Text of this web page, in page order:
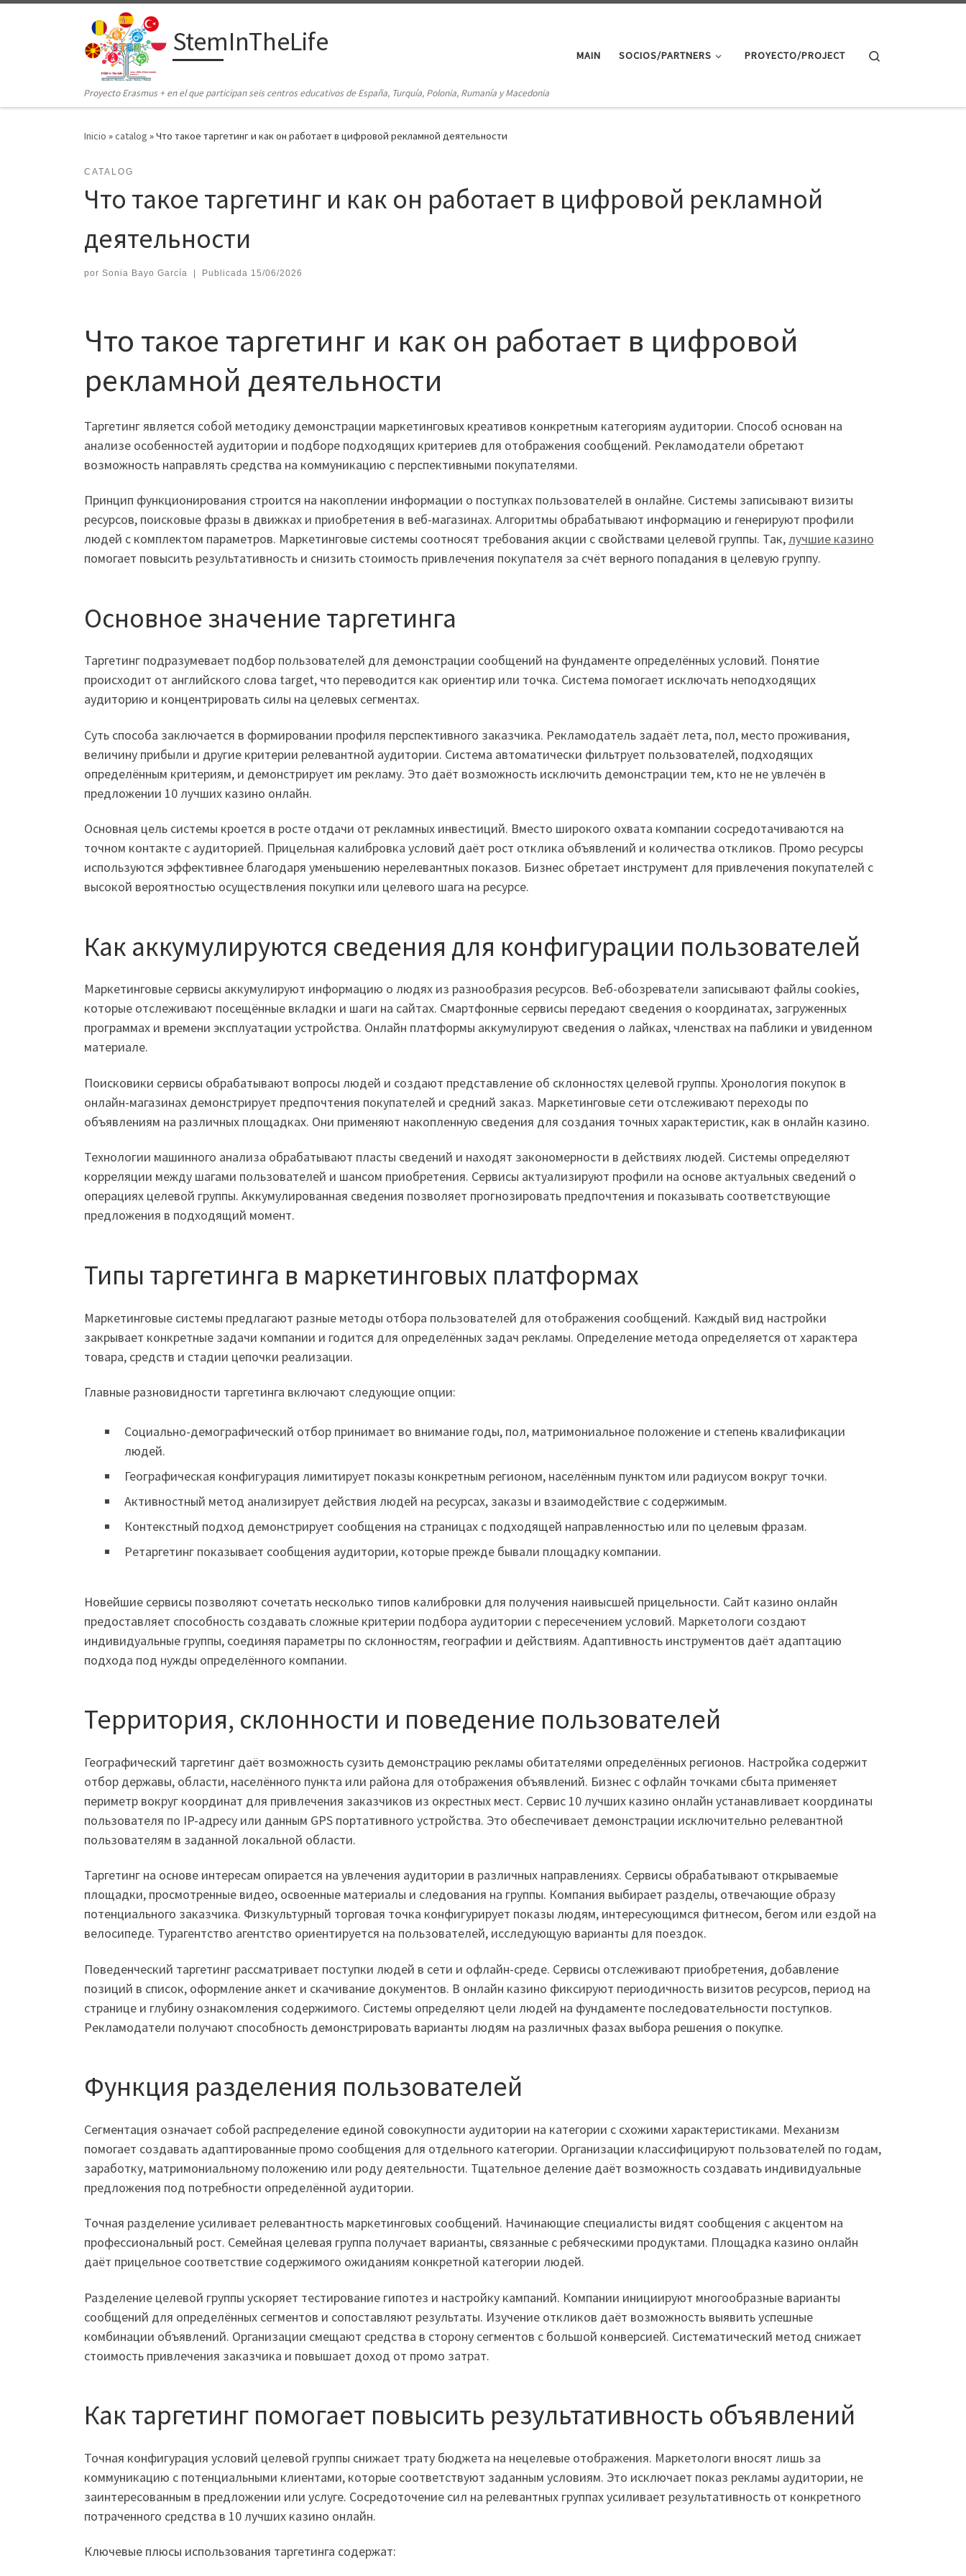
Saltar al contenido
StemInTheLife
Proyecto Erasmus + en el que participan seis centros educativos de España, Turquía, Polonia, Rumanía y Macedonia
MAIN SOCIOS/PARTNERS PROYECTO/PROJECT
Inicio »catalog »Что такое таргетинг и как он работает в цифровой рекламной деятельности
CATALOG
Что такое таргетинг и как он работает в цифровой рекламной
деятельности
por Sonia Bayo García Publicada 15/06/2026
Что такое таргетинг и как он работает в цифровой
рекламной деятельности
Таргетинг является собой методику демонстрации маркетинговых креативов конкретным категориям аудитории. Способ основан на
анализе особенностей аудитории и подборе подходящих критериев для отображения сообщений. Рекламодатели обретают
возможность направлять средства на коммуникацию с перспективными покупателями.
Принцип функционирования строится на накоплении информации о поступках пользователей в онлайне. Системы записывают визиты
ресурсов, поисковые фразы в движках и приобретения в веб-магазинах. Алгоритмы обрабатывают информацию и генерируют профили
людей с комплектом параметров. Маркетинговые системы соотносят требования акции с свойствами целевой группы. Так,лучшие казино
помогает повысить результативность и снизить стоимость привлечения покупателя за счёт верного попадания в целевую группу.
Основное значение таргетинга
Таргетинг подразумевает подбор пользователей для демонстрации сообщений на фундаменте определённых условий. Понятие
происходит от английского слова target, что переводится как ориентир или точка. Система помогает исключать неподходящих
аудиторию и концентрировать силы на целевых сегментах.
Суть способа заключается в формировании профиля перспективного заказчика. Рекламодатель задаёт лета, пол, место проживания,
величину прибыли и другие критерии релевантной аудитории. Система автоматически фильтрует пользователей, подходящих
определённым критериям, и демонстрирует им рекламу. Это даёт возможность исключить демонстрации тем, кто не не увлечён в
предложении 10 лучших казино онлайн.
Основная цель системы кроется в росте отдачи от рекламных инвестиций. Вместо широкого охвата компании сосредотачиваются на
точном контакте с аудиторией. Прицельная калибровка условий даёт рост отклика объявлений и количества откликов. Промо ресурсы
используются эффективнее благодаря уменьшению нерелевантных показов. Бизнес обретает инструмент для привлечения покупателей с
высокой вероятностью осуществления покупки или целевого шага на ресурсе.
Как аккумулируются сведения для конфигурации пользователей
Маркетинговые сервисы аккумулируют информацию о людях из разнообразия ресурсов. Веб-обозреватели записывают файлы cookies,
которые отслеживают посещённые вкладки и шаги на сайтах. Смартфонные сервисы передают сведения о координатах, загруженных
программах и времени эксплуатации устройства. Онлайн платформы аккумулируют сведения о лайках, членствах на паблики и увиденном
материале.
Поисковики сервисы обрабатывают вопросы людей и создают представление об склонностях целевой группы. Хронология покупок в
онлайн-магазинах демонстрирует предпочтения покупателей и средний заказ. Маркетинговые сети отслеживают переходы по
объявлениям на различных площадках. Они применяют накопленную сведения для создания точных характеристик, как в онлайн казино.
Технологии машинного анализа обрабатывают пласты сведений и находят закономерности в действиях людей. Системы определяют
корреляции между шагами пользователей и шансом приобретения. Сервисы актуализируют профили на основе актуальных сведений о
операциях целевой группы. Аккумулированная сведения позволяет прогнозировать предпочтения и показывать соответствующие
предложения в подходящий момент.
Типы таргетинга в маркетинговых платформах
Маркетинговые системы предлагают разные методы отбора пользователей для отображения сообщений. Каждый вид настройки
закрывает конкретные задачи компании и годится для определённых задач рекламы. Определение метода определяется от характера
товара, средств и стадии цепочки реализации.
Главные разновидности таргетинга включают следующие опции:
Социально-демографический отбор принимает во внимание годы, пол, матримониальное положение и степень квалификации
людей.
Географическая конфигурация лимитирует показы конкретным регионом, населённым пунктом или радиусом вокруг точки.
Активностный метод анализирует действия людей на ресурсах, заказы и взаимодействие с содержимым.
Контекстный подход демонстрирует сообщения на страницах с подходящей направленностью или по целевым фразам.
Ретаргетинг показывает сообщения аудитории, которые прежде бывали площадку компании.
Новейшие сервисы позволяют сочетать несколько типов калибровки для получения наивысшей прицельности. Сайт казино онлайн
предоставляет способность создавать сложные критерии подбора аудитории с пересечением условий. Маркетологи создают
индивидуальные группы, соединяя параметры по склонностям, географии и действиям. Адаптивность инструментов даёт адаптацию
подхода под нужды определённого компании.
Территория, склонности и поведение пользователей
Географический таргетинг даёт возможность сузить демонстрацию рекламы обитателями определённых регионов. Настройка содержит
отбор державы, области, населённого пункта или района для отображения объявлений. Бизнес с офлайн точками сбыта применяет
периметр вокруг координат для привлечения заказчиков из окрестных мест. Сервис 10 лучших казино онлайн устанавливает координаты
пользователя по IP-адресу или данным GPS портативного устройства. Это обеспечивает демонстрации исключительно релевантной
пользователям в заданной локальной области.
Таргетинг на основе интересам опирается на увлечения аудитории в различных направлениях. Сервисы обрабатывают открываемые
площадки, просмотренные видео, освоенные материалы и следования на группы. Компания выбирает разделы, отвечающие образу
потенциального заказчика. Физкультурный торговая точка конфигурирует показы людям, интересующимся фитнесом, бегом или ездой на
велосипеде. Турагентство агентство ориентируется на пользователей, исследующую варианты для поездок.
Поведенческий таргетинг рассматривает поступки людей в сети и офлайн-среде. Сервисы отслеживают приобретения, добавление
позиций в список, оформление анкет и скачивание документов. В онлайн казино фиксируют периодичность визитов ресурсов, период на
странице и глубину ознакомления содержимого. Системы определяют цели людей на фундаменте последовательности поступков.
Рекламодатели получают способность демонстрировать варианты людям на различных фазах выбора решения о покупке.
Функция разделения пользователей
Сегментация означает собой распределение единой совокупности аудитории на категории с схожими характеристиками. Механизм
помогает создавать адаптированные промо сообщения для отдельного категории. Организации классифицируют пользователей по годам,
заработку, матримониальному положению или роду деятельности. Тщательное деление даёт возможность создавать индивидуальные
предложения под потребности определённой аудитории.
Точная разделение усиливает релевантность маркетинговых сообщений. Начинающие специалисты видят сообщения с акцентом на
профессиональный рост. Семейная целевая группа получает варианты, связанные с ребяческими продуктами. Площадка казино онлайн
даёт прицельное соответствие содержимого ожиданиям конкретной категории людей.
Разделение целевой группы ускоряет тестирование гипотез и настройку кампаний. Компании инициируют многообразные варианты
сообщений для определённых сегментов и сопоставляют результаты. Изучение откликов даёт возможность выявить успешные
комбинации объявлений. Организации смещают средства в сторону сегментов с большой конверсией. Систематический метод снижает
стоимость привлечения заказчика и повышает доход от промо затрат.
Как таргетинг помогает повысить результативность объявлений
Точная конфигурация условий целевой группы снижает трату бюджета на нецелевые отображения. Маркетологи вносят лишь за
коммуникацию с потенциальными клиентами, которые соответствуют заданным условиям. Это исключает показ рекламы аудитории, не
заинтересованным в предложении или услуге. Сосредоточение сил на релевантных группах усиливает результативность от конкретного
потраченного средства в 10 лучших казино онлайн.
Ключевые плюсы использования таргетинга содержат: